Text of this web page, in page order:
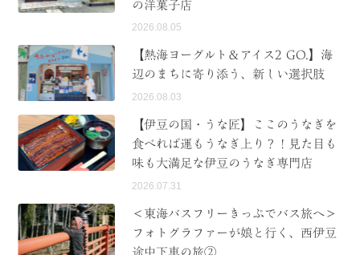
の洋菓子店
2026.08.05
【熱海ヨーグルト＆アイス2 GO.】海
辺のまちに寄り添う、新しい選択肢
2026.08.03
【伊豆の国・うな匠】ここのうなぎを
食べれば運もうなぎ上り？！見た目も
味も大満足な伊豆のうなぎ専門店
2026.07.31
＜東海バスフリーきっぷでバス旅へ＞
フォトグラファーが娘と行く、西伊豆
途中下車の旅②